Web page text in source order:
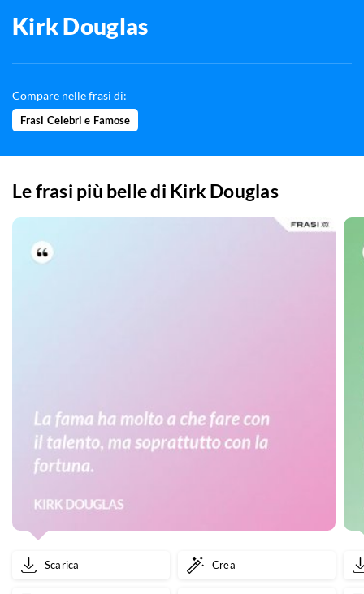
Kirk Douglas
Compare nelle frasi di:
Frasi Celebri e Famose
Le frasi più belle di Kirk Douglas
Scarica Crea